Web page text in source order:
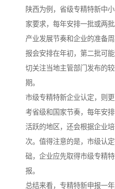
陕西为例，省级专精特新中
家要求，每年安排一批或两
产业发展节奏和企业的准备
报会安排在年初，第二批可
切关注当地主管部门发布的
期。
市级专精特新企业认定，则
考省级和国家节奏，每年安
活跃的地区，还会根据企业
次。值得注意的是，市级认
础，企业应先取得市级专精
报。
总结来看，专精特新申报一